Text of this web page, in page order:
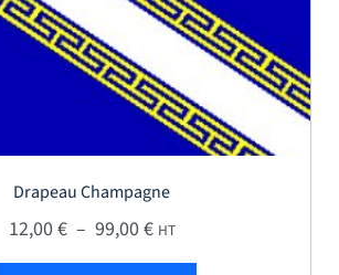
Drapeau Champagne
12,00€ – 99,00€Plage de prix : 12,00 €
HT